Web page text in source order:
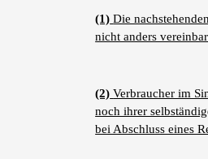
(1) Die
nicht anders
(2) Verbraucher im
noch ihrer
bei Abschluss eines